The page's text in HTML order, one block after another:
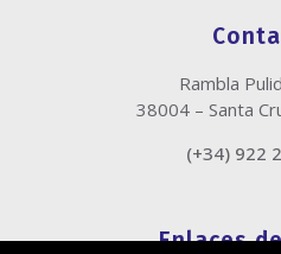
Rambla
38004 – Santa
(+34) 922
Enlaces